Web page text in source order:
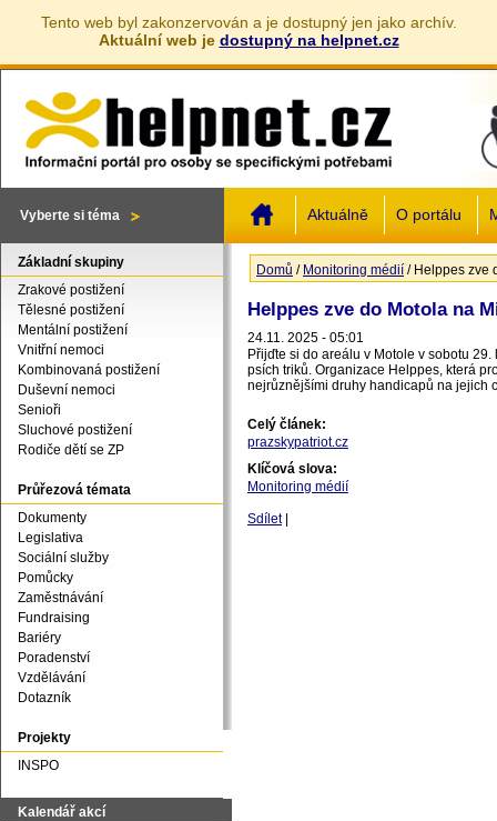
Tento web byl zakonzervován a je dostupný jen jako archív.
Aktuální web je dostupný na helpnet.cz
Vyberte si téma Aktuálně O portálu
Jste zde
Domů / Monitoring médií / Helppes zve
Helppes zve do Motola na
24.11. 2025 - 05:01
Přijďte si do areálu v Motole v sobotu
psích triků. Organizace Helppes, která
nejrůznějšími druhy handicapů na jejich
Celý článek:
prazskypatriot.cz
Klíčová slova:
Monitoring médií
Sdílet
Základní skupiny
Zrakové postižení
Tělesné postižení
Mentální postižení
Vnitřní nemoci
Kombinovaná postižení
Duševní nemoci
Senioři
Sluchové postižení
Rodiče dětí se ZP
Průřezová témata
Dokumenty
Legislativa
Sociální služby
Pomůcky
Zaměstnávání
Fundraising
Bariéry
Poradenství
Vzdělávání
Dotazník
Projekty
INSPO
Kalendář akcí